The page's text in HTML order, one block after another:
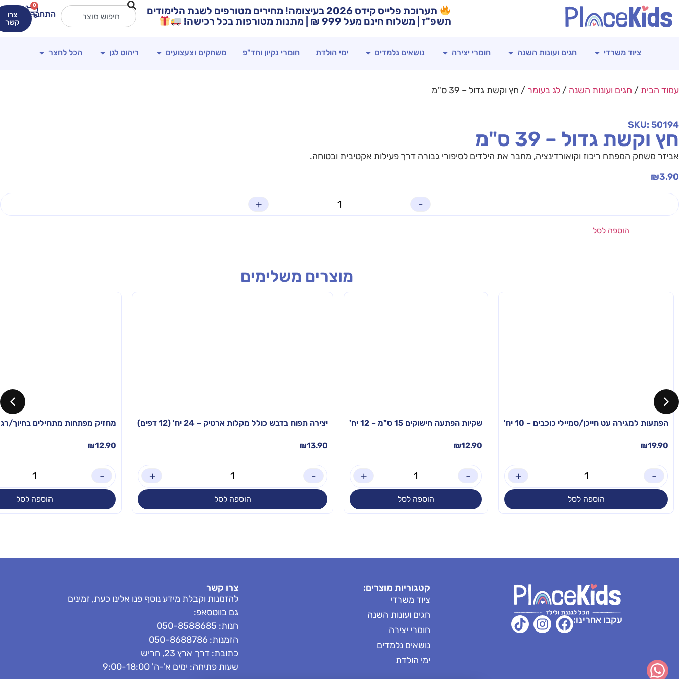
תערוכת פלייס קידס 2026 בעיצומה! מחירים מטורפים לשנת הלימודים
תשפ"ז | משלוח חינם מעל 999 ₪ | מתנות מטורפות בכל רכישה!
התחברות
0
צרו
קשר
ציוד משרדי חגים ועונות השנה חומרי יצירה נושאים נלמדים ימי הולדת חומרי נקיון וחד"פ משחקים וצעצועים ריהוט לגן הכל לחצר
עמוד הבית / חגים ועונות השנה / לג בעומר / חץ וקשת גדול – 39 ס"מ
SKU: 50194
חץ וקשת גדול – 39 ס"מ
אביזר משחק המפתח ריכוז וקואורדינציה, מחבר את הילדים לסיפורי גבורה דרך פעילות אקטיבית ובטוחה.
₪3.90
-
+
הוספה לסל
מוצרים משלימים
הפתעות למגירה עט חייכן/סמיילי כוכבים – 10 יח'
₪19.90
-
+
הוספה לסל
שקיות הפתעה חישוקים 15 ס"מ – 12 יח'
₪12.90
-
+
הוספה לסל
יצירה תפוח בדבש כולל מקלות ארטיק – 24 יח' (12 דפים)
₪13.90
-
+
הוספה לסל
מחזיק מפתחות מתחילים בחיוך/רגל
₪12.90
-
הוספה לסל
עקבו אחרינו:
קטגוריות מוצרים:
ציוד משרדי
חגים ועונות השנה
חומרי יצירה
נושאים נלמדים
ימי הולדת
צרו קשר
להזמנות וקבלת מידע נוסף פנו אלינו כעת, זמינים
גם בווטסאפ:
חנות: 050-8588685
הזמנות: 050-8688786
כתובת: דרך ארץ 23, חריש
שעות פתיחה: ימים א'-ה' 9:00-18:00